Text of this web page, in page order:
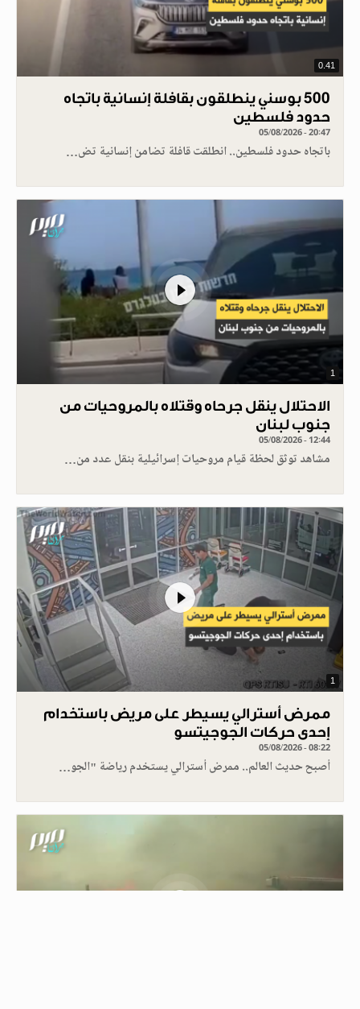
0.41
500 بوسني ينطلقون بقافلة إنسانية باتجاه
حدود فلسطين
05/08/2026 - 20:47
باتجاه حدود فلسطين.. انطلقت قافلة تضامن إنسانية تض…
1
الاحتلال ينقل جرحاه وقتلاه بالمروحيات من
جنوب لبنان
05/08/2026 - 12:44
مشاهد توثق لحظة قيام مروحيات إسرائيلية بنقل عدد من…
1
ممرض أسترالي يسيطر على مريض باستخدام
إحدى حركات الجوجيتسو
05/08/2026 - 08:22
أصبح حديث العالم.. ممرض أسترالي يستخدم رياضة "الجو…